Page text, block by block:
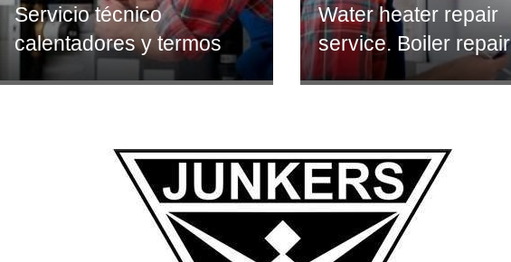
Servicio técnico
calentadores y termos
Water heater repair
service. Boiler repair